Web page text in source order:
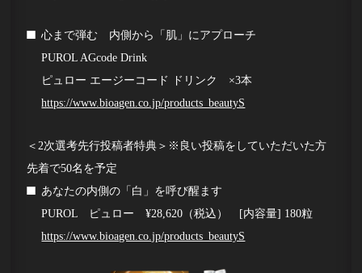
心まで弾む 内側から「肌」にアプローチ
PUROL AGcode Drink
ピュロー エージーコード ドリンク ×3本
https://www.bioagen.co.jp/products_beautyS
＜2次選考先行投稿者特典＞ ※良い投稿をしていただいた方
先着で50名を予定
あなたの内側の「白」を呼び醒ます
PUROL ピュロー ¥28,620（税込） [内容量] 180粒
https://www.bioagen.co.jp/products_beautyS